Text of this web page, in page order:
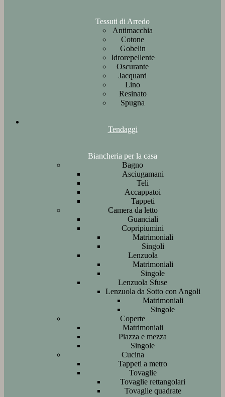
Tessuti di Arredo
Antimacchia
Cotone
Gobelin
Idrorepellente
Oscurante
Jacquard
Lino
Resinato
Spugna
Tendaggi
Biancheria per la casa
Bagno
Asciugamani
Teli
Accappatoi
Tappeti
Camera da letto
Guanciali
Copripiumini
Matrimoniali
Singoli
Lenzuola
Matrimoniali
Singole
Lenzuola Sfuse
Lenzuola da Sotto con Angoli
Matrimoniali
Singole
Coperte
Matrimoniali
Piazza e mezza
Singole
Cucina
Tappeti a metro
Tovaglie
Tovaglie rettangolari
Tovaglie quadrate